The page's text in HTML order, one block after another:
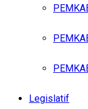
Legislatif